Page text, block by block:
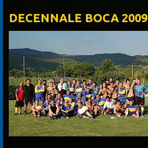
DECENNALE BOCA 2009